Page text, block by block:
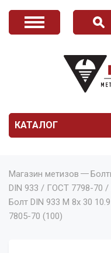
КАТАЛОГ
Магазин метизов
DIN 933 / ГОСТ 7798-70
Болт DIN 933 M 8x 30
7805-70 (100)